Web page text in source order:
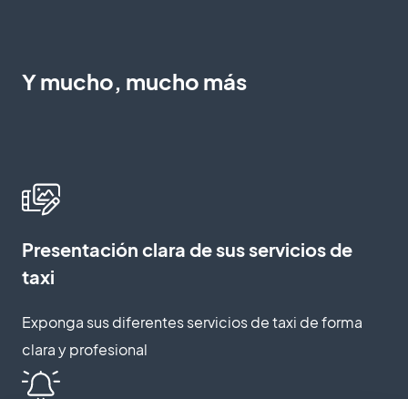
Y mucho, mucho más
Presentación clara de sus servicios de
taxi
Exponga sus diferentes servicios de taxi de forma
clara y profesional